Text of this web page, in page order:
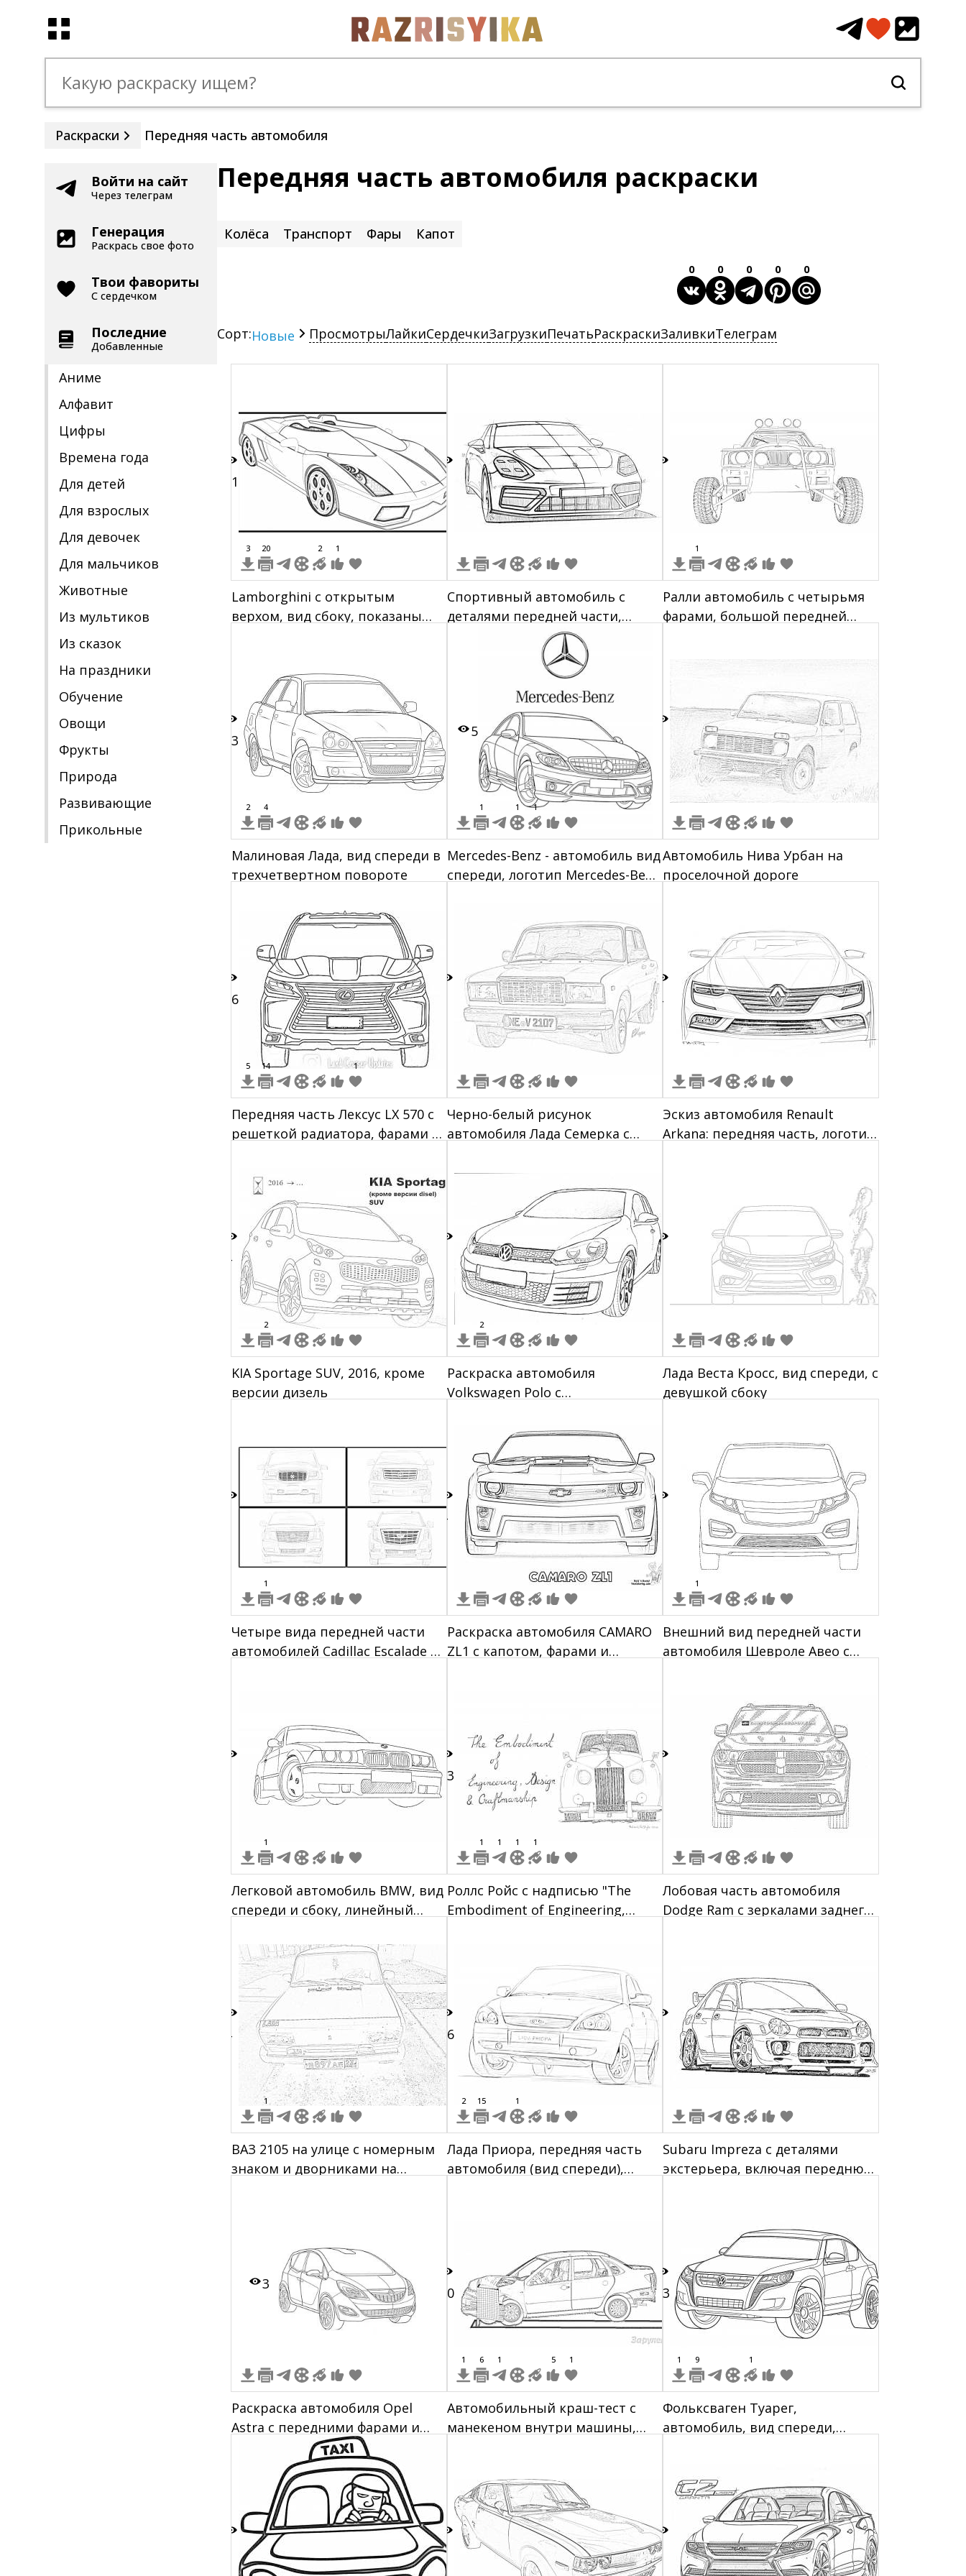
Раскраски Передняя часть автомобиля
Войти на сайт
Через телеграм
Генерация
Раскрась свое фото
Твои фавориты
С сердечком
Последние
Добавленные
Аниме
Алфавит
Цифры
Времена года
Для детей
Для взрослых
Для девочек
Для мальчиков
Животные
Из мультиков
Из сказок
На праздники
Обучение
Овощи
Фрукты
Природа
Развивающие
Прикольные
Передняя часть автомобиля раскраски
Колёса Транспорт Фары Капот
0 0 0 0 0
Сорт:Новые ПросмотрыЛайкиСердечкиЗагрузкиПечатьРаскраскиЗаливкиТелеграм
31
3 20 2 1
Lamborghini с открытым
верхом, вид сбоку, показаны
2
Спортивный автомобиль с
деталями передней части,
включая фары, радиаторную
решетку и капот
1
Ралли автомобиль с четырьмя
фарами, большой передней
13
2 4
Малиновая Лада, вид спереди в
трехчетвертном повороте
5
1 1 1
Mercedes-Benz - автомобиль вид
спереди, логотип Mercedes-Benz
Автомобиль Нива Урбан на
проселочной дороге
26
5 14 1
Передняя часть Лексус LX 570 с
решеткой радиатора, фарами и
Черно-белый рисунок
автомобиля Лада Семерка с
4
Эскиз автомобиля Renault
Arkana: передняя часть, логотип
2
KIA Sportage SUV, 2016, кроме
версии дизель
2
Раскраска автомобиля
Volkswagen Polo с
фарами, решеткой радиатора,
значком VW, капотом, лобовым
стеклом, передним бампером,
передними колесами и
номерным знаком.
3
Лада Веста Кросс, вид спереди, с
девушкой сбоку
1
Четыре вида передней части
автомобилей Cadillac Escalade в
Раскраска автомобиля CAMARO
ZL1 с капотом, фарами и
3
1
Внешний вид передней части
автомобиля Шевроле Авео с
радиатора, боковые зеркала
1
Легковой автомобиль BMW, вид
спереди и сбоку, линейный
33
1 1 1 1
Роллс Ройс с надписью "The
Embodiment of Engineering,
чистый белый, изображение
чёрно-белое
3
Лобовая часть автомобиля
Dodge Ram с зеркалами заднего
1
ВАЗ 2105 на улице с номерным
знаком и дворниками на
16
2 15 1
Лада Приора, передняя часть
автомобиля (вид спереди),
1
Subaru Impreza с деталями
экстерьера, включая переднюю
3
Раскраска автомобиля Opel
Astra с передними фарами и
колесами в профиль
20
1 6 1 5 1
Автомобильный краш-тест с
манекеном внутри машины,
23
1 9 1
Фольксваген Туарег,
автомобиль, вид спереди,
5 7